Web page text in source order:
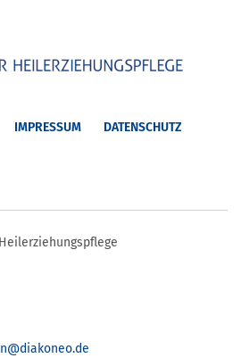
IMPRESSUM DATENSCHUTZ